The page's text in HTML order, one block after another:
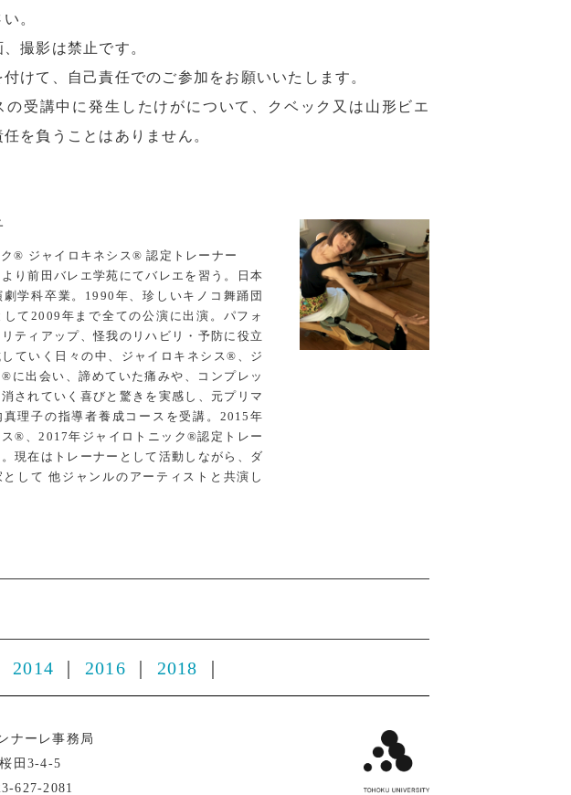
。
撮影は禁止です。
付けて、自己責任でのご参加をお願いいたします。
の受講中に発生したけがについて、クベック又は山形ビエ
を負うことはありません。
® ジャイロキネシス® 認定トレーナー
り前田バレエ学苑にてバレエを習う。日本
学科卒業。1990年、珍しいキノコ舞踊団
て2009年まで全ての公演に出演。パフォ
ティアップ、怪我のリハビリ・予防に役立
ていく日々の中、ジャイロキネシス®、ジ
に出会い、諦めていた痛みや、コンプレッ
されていく喜びと驚きを実感し、元プリマ
理子の指導者養成コースを受講。2015年
®、2017年ジャイロトニック®認定トレー
現在はトレーナーとして活動しながら、ダ
して 他ジャンルのアーティストと共演し
2014 2016 2018
ナーレ事務局
田3-4-5
627-2081